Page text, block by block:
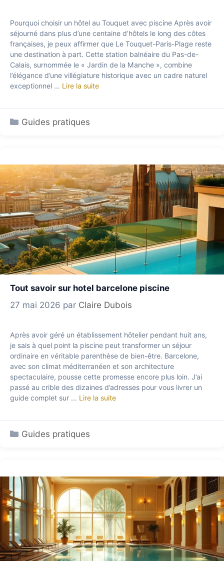
Pourquoi choisir un hôtel au Touquet avec piscine Après avoir
séjourné dans plus d’une centaine d’hôtels le long des côtes
françaises, je peux affirmer que Le Touquet-Paris-Plage reste
une destination à part. Cette station balnéaire du Pas-de-
Calais, surnommée le « Jardin de la Manche », combine
l’élégance d’une villégiature historique avec un cadre naturel
exceptionnel … Lire la suite
Catégories
Guides pratiques
Tout savoir sur hotel barcelone piscine
27 mai 2026 par Claire Dubois
Après avoir géré un établissement hôtelier pendant huit ans,
je sais à quel point la piscine peut transformer un séjour
ordinaire en véritable parenthèse de bien-être. Barcelone,
avec son climat méditerranéen et son architecture
spectaculaire, pousse cette promesse encore plus loin. J’ai
passé au crible des dizaines d’adresses pour vous livrer un
guide complet sur … Lire la suite
Catégories
Guides pratiques